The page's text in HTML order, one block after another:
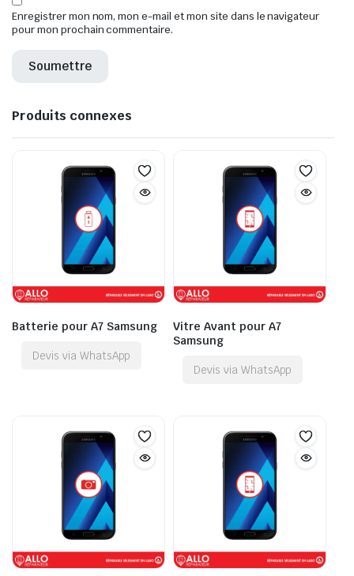
Enregistrer mon nom, mon e-mail et mon site dans le navigateur
pour mon prochain commentaire.
Produits connexes
Batterie pour A7 Samsung
Devis via WhatsApp
Vitre Avant pour A7
Samsung
Devis via WhatsApp